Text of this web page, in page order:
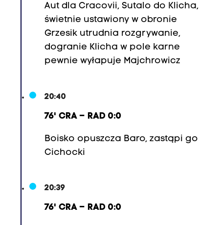
Aut dla Cracovii, Sutalo do Klicha,
świetnie ustawiony w obronie
Grzesik utrudnia rozgrywanie,
dogranie Klicha w pole karne
pewnie wyłapuje Majchrowicz
20:40
76' CRA – RAD 0:0
Boisko opuszcza Baro, zastąpi go
Cichocki
20:39
76' CRA – RAD 0:0